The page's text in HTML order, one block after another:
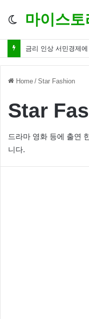
Switch
마이스토
금리 인하 서민경제 파
Home / Star Fashion
Star
드라마 영화 등에 출연
니다.